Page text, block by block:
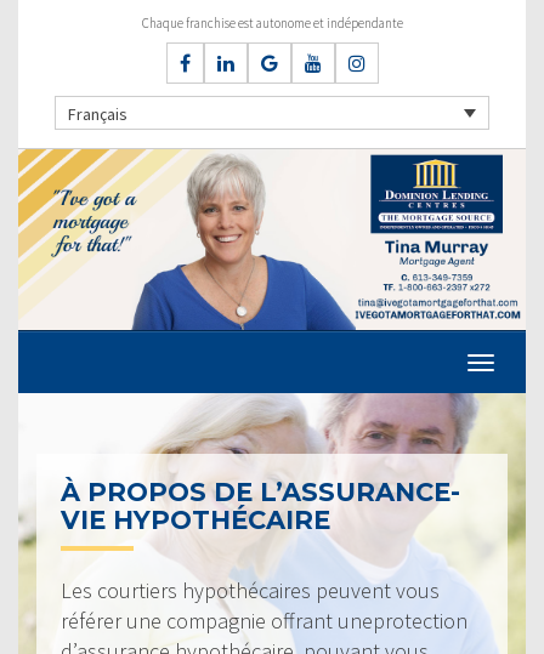
Chaque franchise est autonome et indépendante
Français
À PROPOS DE L’ASSURANCE-
VIE HYPOTHÉCAIRE
Les courtiers hypothécaires peuvent vous
référer une compagnie offrant uneprotection